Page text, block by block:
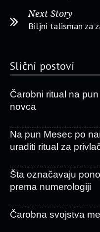
Next Story
Biljni talisman za
Slični postovi
Čarobni ritual na
novca
Na pun Mesec po
uraditi ritual za
Šta označavaju
prema numerologiji
Čarobna svojstva